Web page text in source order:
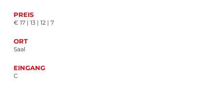
PREIS
€ 17 | 13 | 12 | 7
ORT
Saal
EINGANG
C